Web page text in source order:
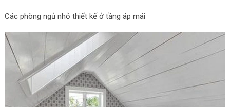
Các phòng ngủ nhỏ thiết kế ở tầng áp mái